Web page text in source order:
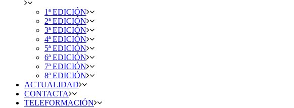
1ª EDICIÓN
2ª EDICIÓN
3ª EDICIÓN
4ª EDICIÓN
5ª EDICIÓN
6ª EDICIÓN
7ª EDICIÓN
8ª EDICIÓN
ACTUALIDAD
CONTACTA
TELEFORMACIÓN